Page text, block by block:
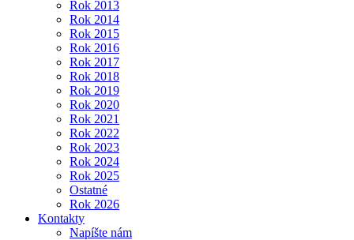
Rok 2013
Rok 2014
Rok 2015
Rok 2016
Rok 2017
Rok 2018
Rok 2019
Rok 2020
Rok 2021
Rok 2022
Rok 2023
Rok 2024
Rok 2025
Ostatné
Rok 2026
Kontakty
Napíšte nám